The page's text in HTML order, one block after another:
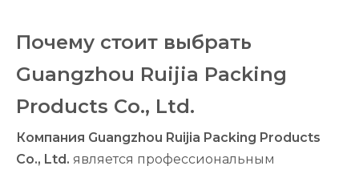
Почему стоит выбрать
Guangzhou Ruijia Packing
Products Co., Ltd.
Компания Guangzhou Ruijia Packing Products
Co., Ltd. является профессиональным